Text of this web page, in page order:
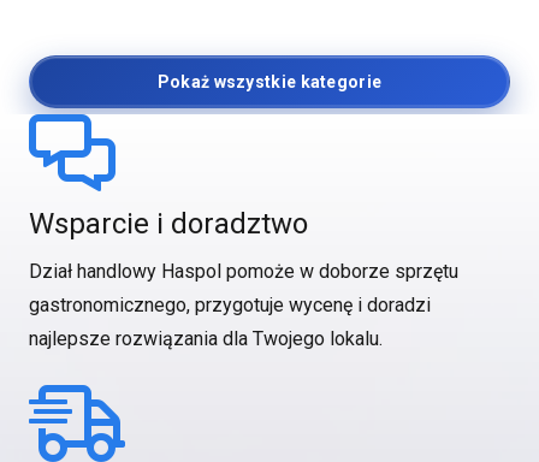
Pokaż wszystkie kategorie
Wsparcie i doradztwo
Dział handlowy Haspol pomoże w doborze sprzętu
gastronomicznego, przygotuje wycenę i doradzi
najlepsze rozwiązania dla Twojego lokalu.